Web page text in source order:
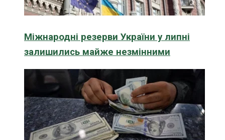
Міжнародні резерви України у липні
залишились майже незмінними